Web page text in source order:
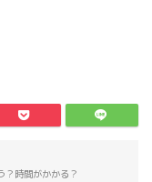
？時間がかかる？